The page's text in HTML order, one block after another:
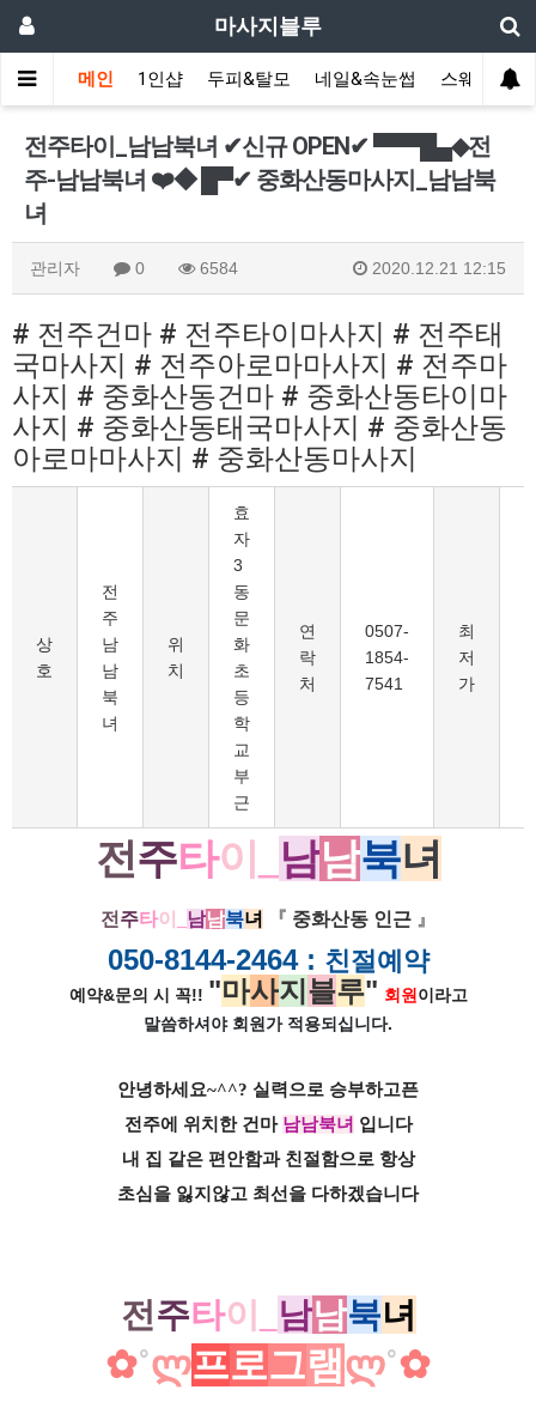
마사지블루
메인 1인샵 두피&탈모 네일&속눈썹 스웨디시(
전주타이_남남북녀 ✔신규 OPEN✔ ▀▀▀█▄◆전
주-남남북녀 ❤️◆ █▀✔ 중화산동마사지_남남북
녀
관리자 0 6584 2020.12.21 12:15
# 전주건마 # 전주타이마사지 # 전주태
국마사지 # 전주아로마마사지 # 전주마
사지 # 중화산동건마 # 중화산동타이마
사지 # 중화산동태국마사지 # 중화산동
아로마마사지 # 중화산동마사지
상
호
전
주
남
남
북
녀
위
치
효
자
3
동
문
화
초
등
학
교
부
근
연
락
처
0507-
1854-
7541
최
저
가
전주타이 남남북녀
전 주타이 남남북녀 『 중화산동 인근 』
050-8144-2464 : 친절예약
예약&문의 시 꼭!! "마사지 블루" 회원 이라고
말씀하셔야 회원가 적용되십니다.
안녕하세요~^^? 실력으로 승부하고픈
전주에 위치한 건마 남남북녀 입니다
내 집 같은 편안함과 친절함으로 항상
초심을 잃지않고 최선을 다하겠습니다
전주타이 남남북녀
✿˚ლ프로그램 ლ˚✿